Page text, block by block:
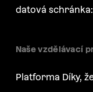
datová
Naše vzdělávací
Platforma Díky,